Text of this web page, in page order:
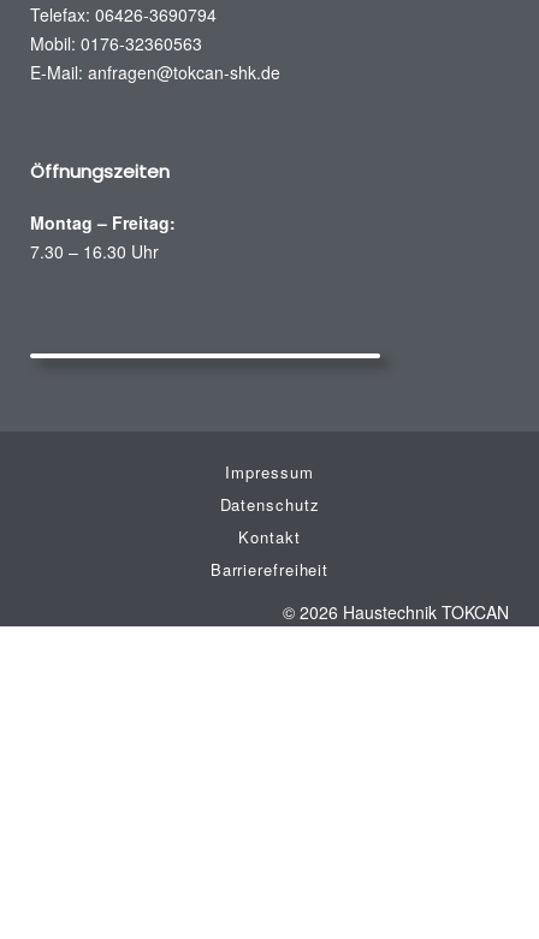
Telefax: 06426-3690794
Mobil: 0176-32360563
E-Mail: anfragen@tokcan-shk.de
Öffnungszeiten
Montag – Freitag:
7.30 – 16.30 Uhr
Impressum
Datenschutz
Kontakt
Barrierefreiheit
© 2026 Haustechnik TOKCAN